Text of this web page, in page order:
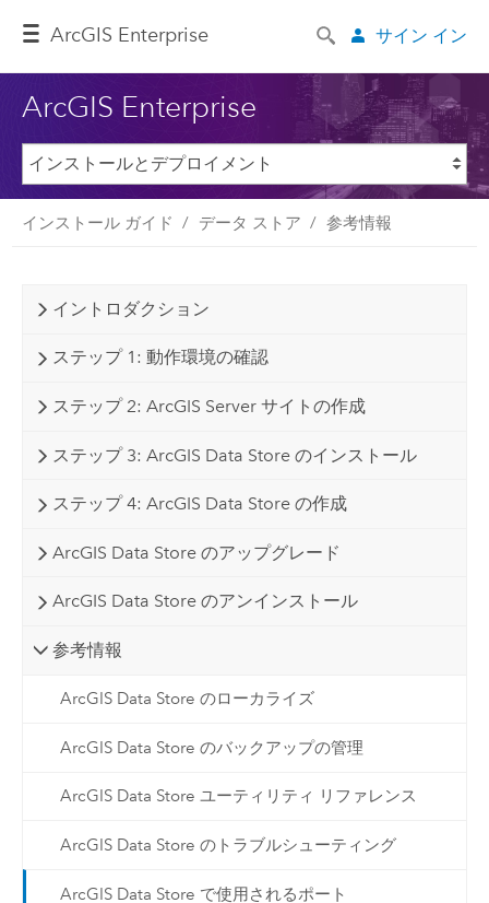
ArcGIS Enterprise サイン イン
ArcGIS Enterprise
インストール ガイド データ ストア 参考情報
イントロダクション
ステップ 1: 動作環境の確認
ステップ 2: ArcGIS Server サイトの作成
ステップ 3: ArcGIS Data Store のインストール
ステップ 4: ArcGIS Data Store の作成
ArcGIS Data Store のアップグレード
ArcGIS Data Store のアンインストール
参考情報
ArcGIS Data Store のローカライズ
ArcGIS Data Store のバックアップの管理
ArcGIS Data Store ユーティリティ リファレンス
ArcGIS Data Store のトラブルシューティング
ArcGIS Data Store で使用されるポート